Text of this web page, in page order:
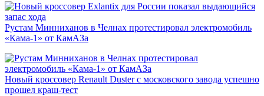
Рустам Минниханов в Челнах протестировал электромобиль
«Кама-1» от КамАЗа
Новый кроссовер Renault Duster с московского завода успешно
прошел краш-тест